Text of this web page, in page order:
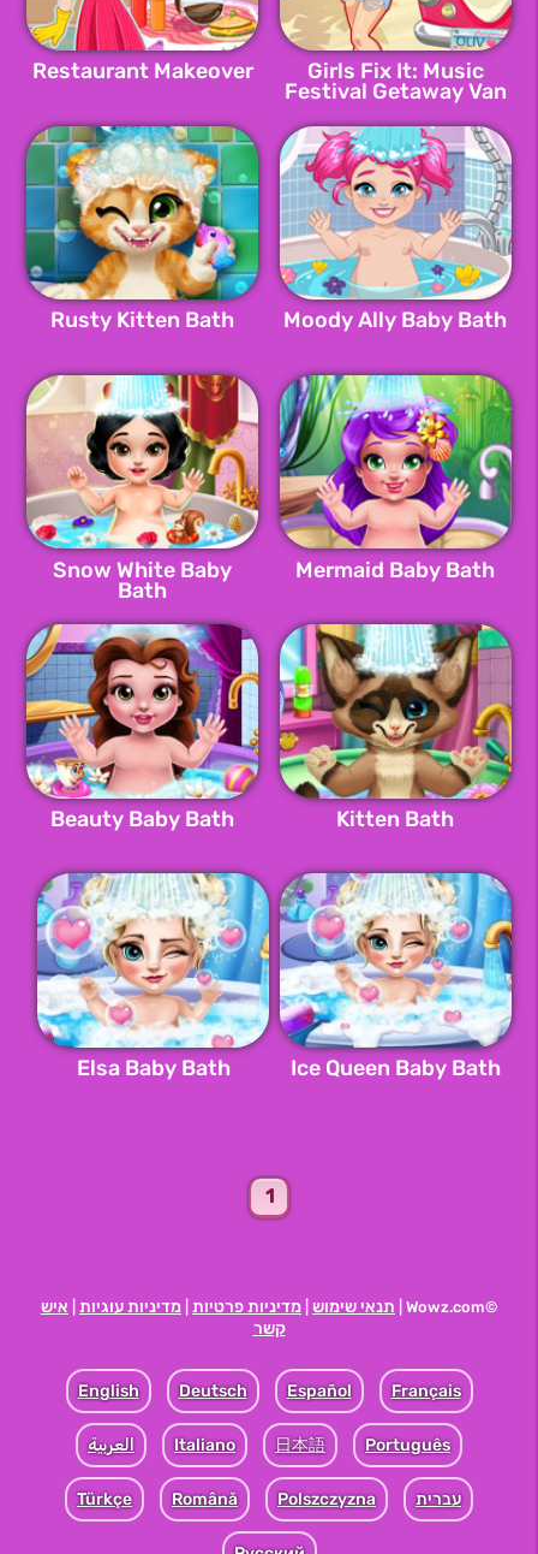
Girls Fix It: Music
Festival Getaway Van
Restaurant Makeover
Moody Ally Baby Bath
Rusty Kitten Bath
Mermaid Baby Bath
Snow White Baby
Bath
Kitten Bath
Beauty Baby Bath
Ice Queen Baby Bath
Elsa Baby Bath
1
©Wowz.com | תנאי שימוש מדיניות פרטיות מדיניות עוגיות איש
קשר
English Deutsch Español Français
Italiano 日本語 Português العربية
עברית Türkçe Română Polszczyzna